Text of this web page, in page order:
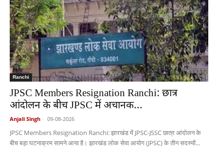
Ranchi
JPSC Members Resignation Ranchi: छात्र
आंदोलन के बीच JPSC में अचानक...
Anjali Singh - 09-08-2026
JPSC Members Resignation Ranchi: झारखंड में JPSC-JSSC छात्र आंदोलन के
बीच बड़ा घटनाक्रम सामने आया है। झारखंड लोक सेवा आयोग (JPSC) के तीन सदस्यों...